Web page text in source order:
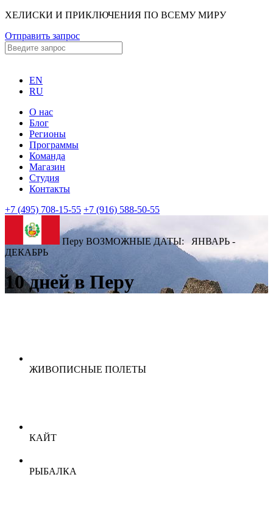
ХЕЛИСКИ И ПРИКЛЮЧЕНИЯ ПО ВСЕМУ МИРУ
Отправить запрос
EN
RU
О нас
Блог
Регионы
Программы
Команда
Магазин
Студия
Контакты
+7 (495) 708-15-55 +7 (916) 588-50-55
Перу ВОЗМОЖНЫЕ ДАТЫ: ЯНВАРЬ -
ДЕКАБРЬ
10 дней в Перу
ЖИВОПИСНЫЕ ПОЛЕТЫ
КАЙТ
РЫБАЛКА